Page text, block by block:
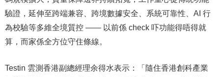
驗證，延伸至跨端兼容、跨境數據安全、系統可靠性、AI 行
為校驗等多維全境質控 —— 以前係 check 吓功能得唔得就
算，而家係全方位守住條線。
Testin 雲測香港副總經理余得水表示：「隨住香港創科產業